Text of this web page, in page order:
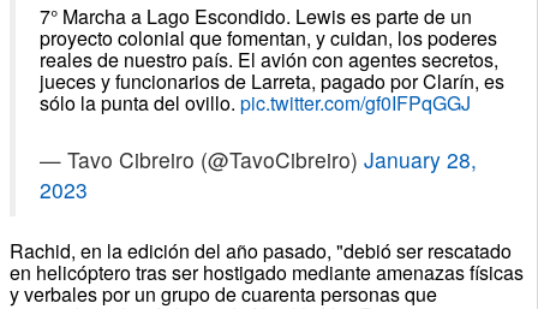
7° Marcha a Lago Escondido. Lewis es parte de un
proyecto colonial que fomentan, y cuidan, los poderes
reales de nuestro país. El avión con agentes secretos,
jueces y funcionarios de Larreta, pagado por Clarín, es
sólo la punta del ovillo. pic.twitter.com/gf0IFPqGGJ
— Tavo Cibreiro (@TavoCibreiro) January 28,
2023
Rachid, en la edición del año pasado, "debió ser rescatado
en helicóptero tras ser hostigado mediante amenazas físicas
y verbales por un grupo de cuarenta personas que